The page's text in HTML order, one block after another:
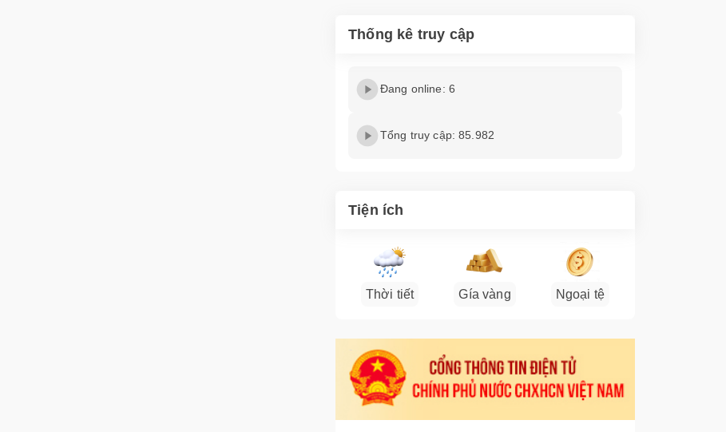
Thống kê truy cập
Đang online: 6
Tổng truy cập: 85.982
Tiện ích
Thời tiết Gía vàng Ngoại tệ